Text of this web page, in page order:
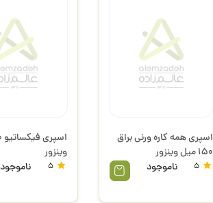
اسپری همه کاره ورنی براق
150 میل وینزور
ناموجود
وینزور
5 ناموجود